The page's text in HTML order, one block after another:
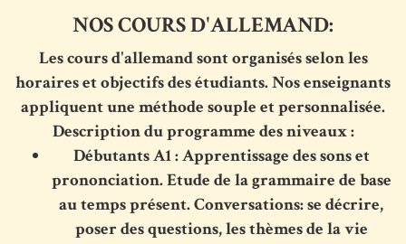
NOS COURS D'ALLEMAND:
Les cours d'allemand sont organisés selon les
horaires et objectifs des étudiants. Nos enseignants
appliquent une méthode souple et personnalisée.
Description du programme des niveaux :
Débutants A1 : Apprentissage des sons et
prononciation. Etude de la grammaire de base
au temps présent. Conversations: se décrire,
poser des questions, les thèmes de la vie